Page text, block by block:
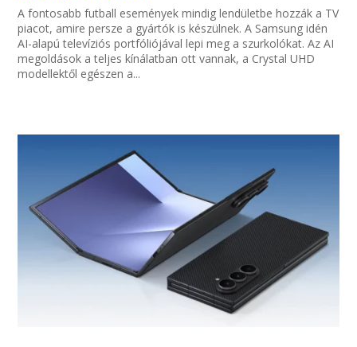
A fontosabb futball események mindig lendületbe hozzák a TV
piacot, amire persze a gyártók is készülnek. A Samsung idén
AI-alapú televíziós portfóliójával lepi meg a szurkolókat. Az AI
megoldások a teljes kínálatban ott vannak, a Crystal UHD
modellektől egészen a...